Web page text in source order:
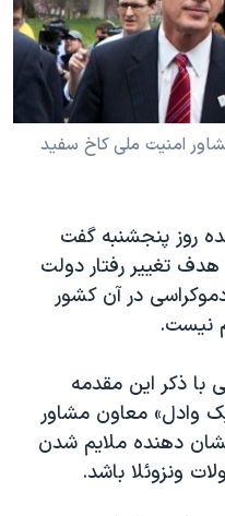
امنیت ملی کاخ سفید
روز پنجشنبه گفت
هدف تغییر رفتار دولت
در آن کشور
نیست.
با ذکر این مقدمه
وادل» معاون مشاور
دهنده ملایم شدن
ونزوئلا باشد.